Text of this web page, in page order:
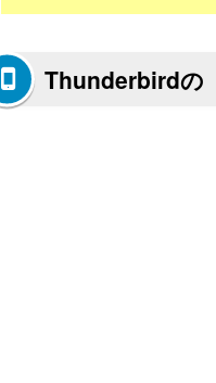
Thunderbirdの